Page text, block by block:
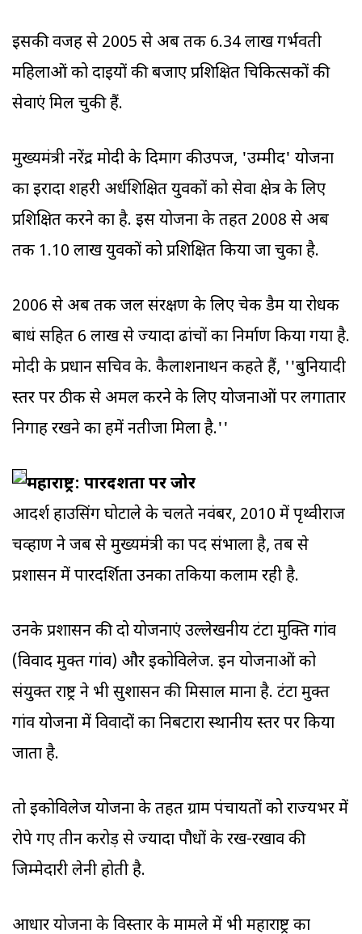
इसकी वजह से 2005 से अब तक 6.34 लाख गर्भवती
महिलाओं को दाइयों की बजाए प्रशिक्षित चिकित्सकों की
सेवाएं मिल चुकी हैं.
मुख्यमंत्री नरेंद्र मोदी के दिमाग कीउपज, 'उम्मीद' योजना
का इरादा शहरी अर्धशिक्षित युवकों को सेवा क्षेत्र के लिए
प्रशिक्षित करने का है. इस योजना के तहत 2008 से अब
तक 1.10 लाख युवकों को प्रशिक्षित किया जा चुका है.
2006 से अब तक जल संरक्षण के लिए चेक डैम या रोधक
बाधं सहित 6 लाख से ज्‍यादा ढांचों का निर्माण किया गया है.
मोदी के प्रधान सचिव के. कैलाशनाथन कहते हैं, ''बुनियादी
स्तर पर ठीक से अमल करने के लिए योजनाओं पर लगातार
निगाह रखने का हमें नतीजा मिला है.''
महाराष्ट्र: पारदर्शिता पर जोर
आदर्श हाउसिंग घोटाले के चलते नवंबर, 2010 में पृथ्वीराज
चव्हाण ने जब से मुख्यमंत्री का पद संभाला है, तब से
प्रशासन में पारदर्शिता उनका तकिया कलाम रही है.
उनके प्रशासन की दो योजनाएं उल्लेखनीय टंटा मुक्ति गांव
(विवाद मुक्त गांव) और इकोविलेज. इन योजनाओं को
संयुक्त राष्ट्र ने भी सुशासन की मिसाल माना है. टंटा मुक्त
गांव योजना में विवादों का निबटारा स्थानीय स्तर पर किया
जाता है.
तो इकोविलेज योजना के तहत ग्राम पंचायतों को राज्‍यभर में
रोपे गए तीन करोड़ से ज्‍यादा पौधों के रख-रखाव की
जिम्मेदारी लेनी होती है.
आधार योजना के विस्तार के मामले में भी महाराष्ट्र का